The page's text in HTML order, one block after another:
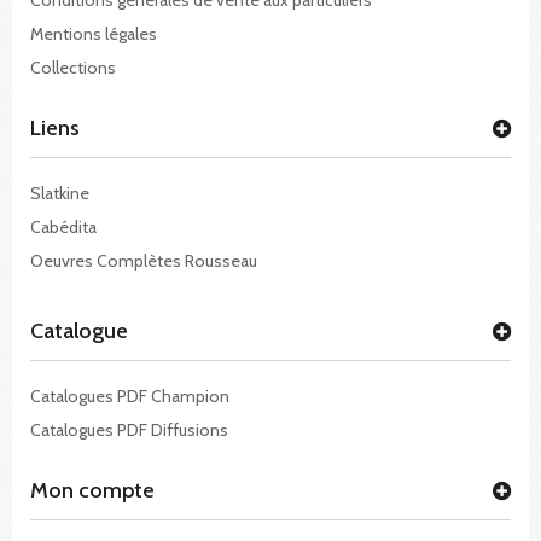
Mentions légales
Collections
Liens
Slatkine
Cabédita
Oeuvres Complètes Rousseau
Catalogue
Catalogues PDF Champion
Catalogues PDF Diffusions
Mon compte